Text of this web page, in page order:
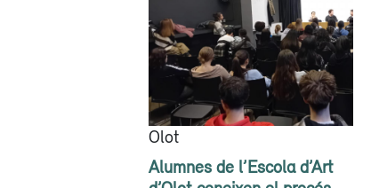
Olot
Alumnes de l’Escola d’Art